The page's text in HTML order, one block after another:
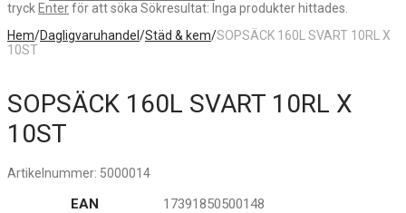
tryck Enterför att söka Sökresultat: Inga produkter hittades.
Hem/Dagligvaruhandel /Städ & kem/SOPSÄCK 160L SVART 10RL X
10ST
SOPSÄCK 160L SVART 10RL X
10ST
Artikelnummer: 5000014
EAN
17391850500148